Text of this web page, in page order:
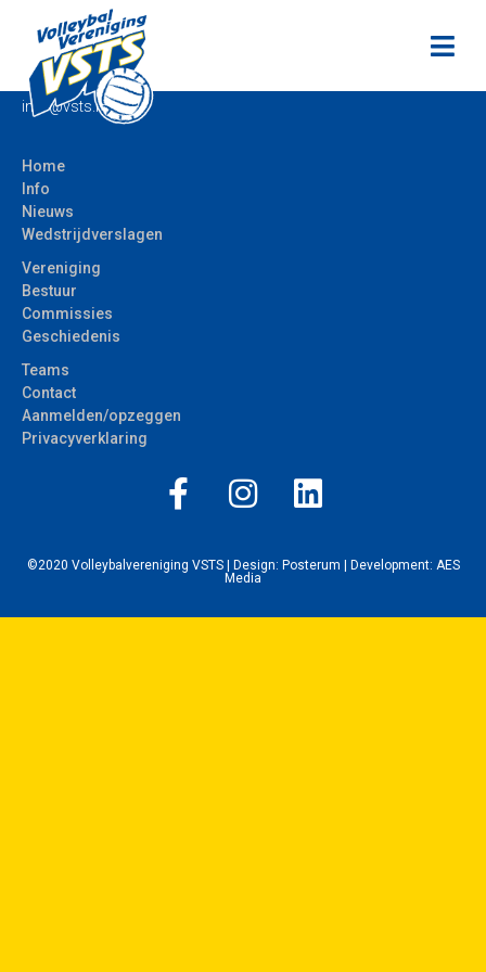
Volleybalvereniging VSTS Bodegraven
Vromade 1
2411 LG Bodegraven
info@vsts.nl
Home
Info
Nieuws
Wedstrijdverslagen
Vereniging
Bestuur
Commissies
Geschiedenis
Teams
Contact
Aanmelden/opzeggen
Privacyverklaring
©2020 Volleybalvereniging VSTS | Design: Posterum | Development: AES
Media